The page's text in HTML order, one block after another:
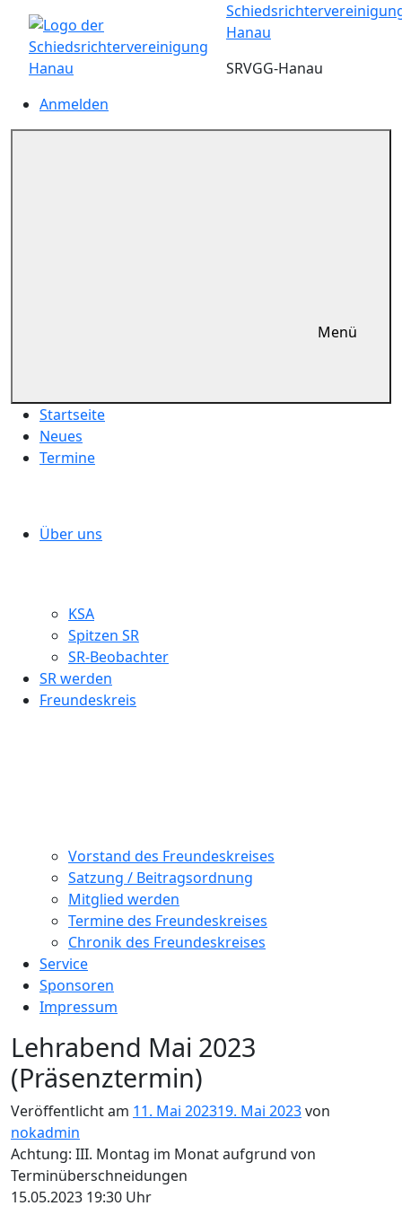
Zum
Inhalt
springen
Hanau
SRVGG-Hanau
Anmelden
Menü
Startseite
Neues
Termine
Über uns
KSA
Spitzen SR
SR-Beobachter
SR werden
Freundeskreis
Vorstand des Freundeskreises
Satzung / Beitragsordnung
Mitglied werden
Termine des Freundeskreises
Chronik des Freundeskreises
Service
Sponsoren
Impressum
Lehrabend Mai 2023
(Präsenztermin)
Veröffentlicht am 11. Mai 202319. Mai 2023von
nokadmin
Achtung: III. Montag im Monat aufgrund von
Terminüberschneidungen
15.05.2023 19:30 Uhr